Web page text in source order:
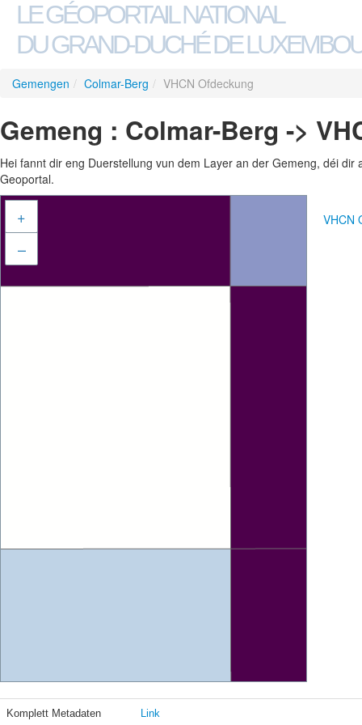
LE GÉOPORTAIL NATIONAL
DU GRAND-DUCHÉ DE
Gemengen / Colmar-Berg / VHCN Ofdeckung
Gemeng : Colmar-Berg ->
Hei fannt dir eng Duerstellung vun dem Layer an der Gemeng, déi
Geoportal.
+
–
VHCN
Komplett Metadaten Link